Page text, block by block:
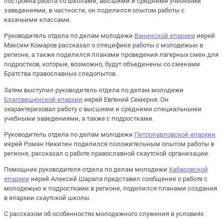
заведениями, в частности, он поделился опытом работы с
казачьими классами.
Руководитель отдела по делам молодежи Ванинской епархии иерей
Максим Комаров рассказал о специфике работы с молодежью в
регионе, а также поделился планами проведения лагерных смен для
подростков, которые, возможно, будут объединены со сменами
Братства православных следопытов.
Затем выступил руководитель отдела по делам молодежи
Благовещенской епархии иерей Евгений Семерня. Он
охарактеризовал работу с высшими и средними специальными
учебными заведениями, а также с подростками.
Руководитель отдела по делам молодежи Петропавловской епархии
иерей Роман Никитин поделился положительным опытом работы в
регионе, рассказал о работе православной скаутской организации.
Помощник руководителя отдела по делам молодежи Хабаровской
епархии иерей Алексий Шарапа представил сообщение о работе с
молодежью и подростками в регионе, поделился планами создания
в епархии скаутской школы.
С рассказом об особенностях молодежного служения в условиях